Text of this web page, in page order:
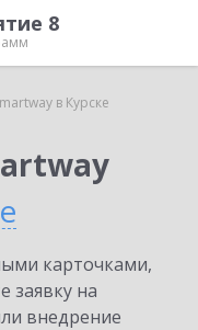
8
в Курске
карточками,
заявку на
внедрение